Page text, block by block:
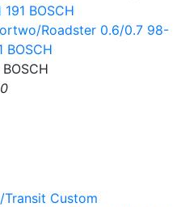
Roadster 0.6/0.7 98-
BOSCH
0